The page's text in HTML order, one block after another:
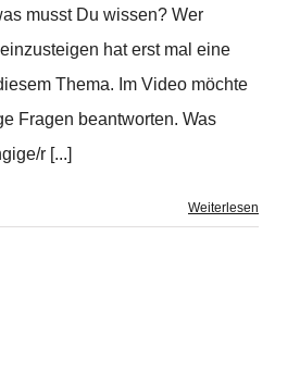
musst Du wissen? Wer
hat erst mal eine
Thema. Im Video möchte
Fragen beantworten. Was
r [...]
Weiterlesen